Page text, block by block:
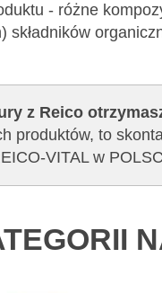
- różne
z Reico
produktów, to
VITAL w